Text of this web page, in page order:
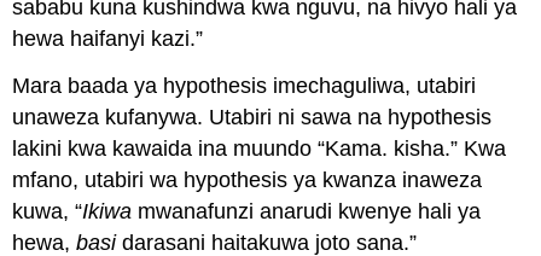
sababu kuna kushindwa kwa nguvu, na hivyo hali ya
hewa haifanyi kazi.”
Mara baada ya hypothesis imechaguliwa, utabiri
unaweza kufanywa. Utabiri ni sawa na hypothesis
lakini kwa kawaida ina muundo “Kama. kisha.” Kwa
mfano, utabiri wa hypothesis ya kwanza inaweza
kuwa, “Ikiwa mwanafunzi anarudi kwenye hali ya
hewa,basidarasani haitakuwa joto sana.”